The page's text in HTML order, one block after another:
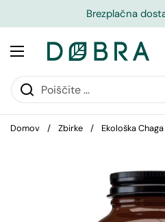
Brezplačna
Domov / Zbirke / Ekološka